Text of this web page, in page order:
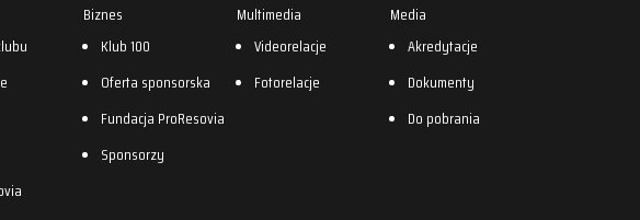
Biznes
Klub 100
Oferta sponsorska
Fundacja ProResovia
Sponsorzy
Multimedia
Videorelacje
Fotorelacje
Media
Akredytacje
Dokumenty
Do pobrania